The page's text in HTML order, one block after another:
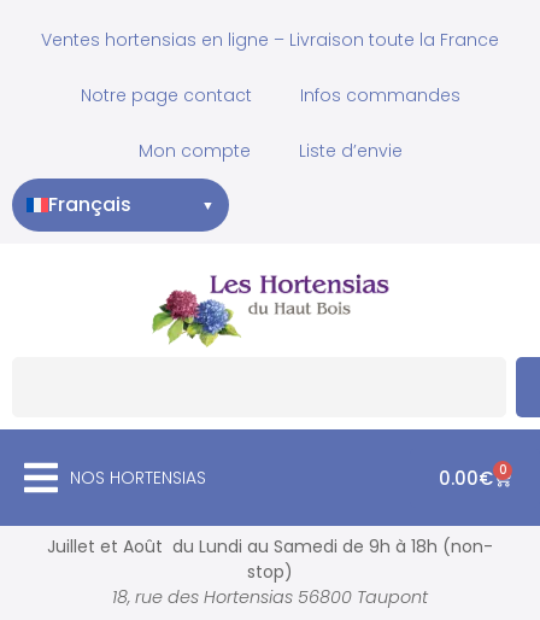
Ventes hortensias en ligne – Livraison toute la France
Notre page contact Infos commandes
Mon compte Liste d’envie
Français ▼
NOS HORTENSIAS 0.00€ 0
Juillet et Août du Lundi au Samedi de 9h à 18h (non-
stop)
18, rue des Hortensias 56800 Taupont